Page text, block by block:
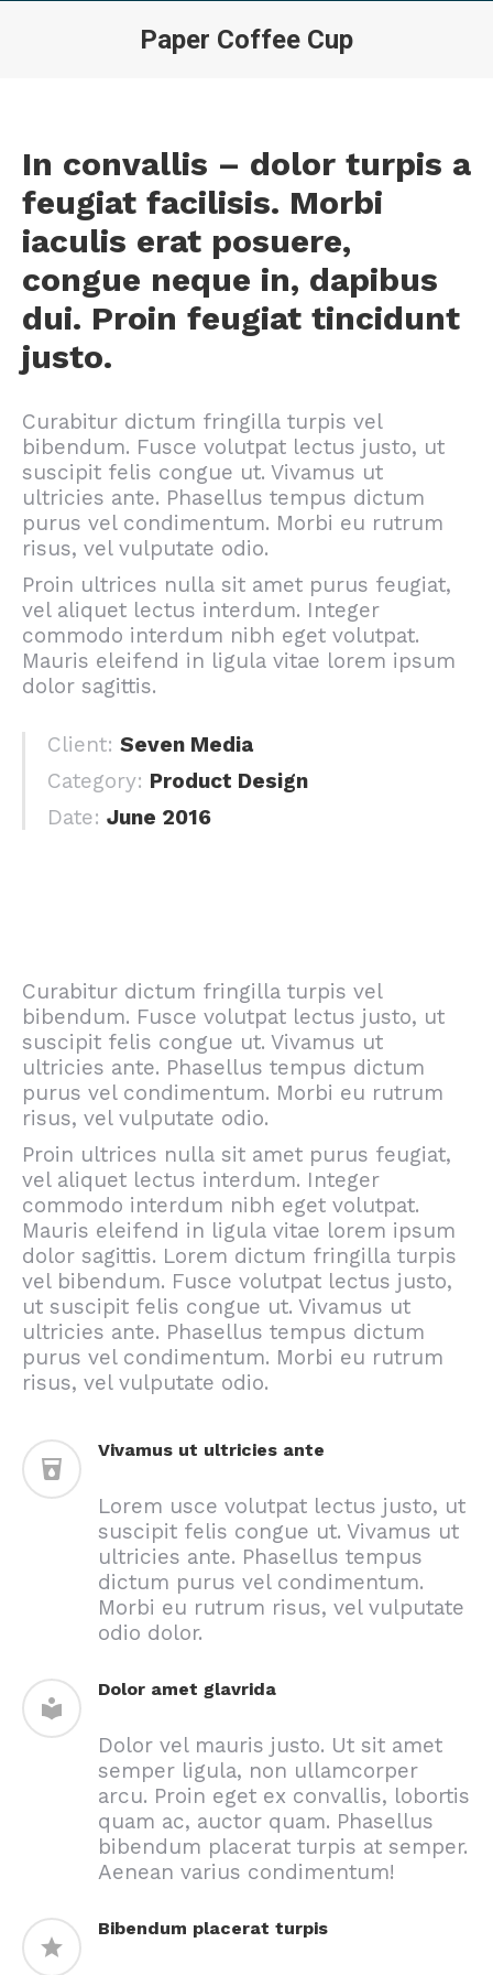
Paper Coffee Cup
In convallis – dolor turpis a
feugiat facilisis. Morbi
iaculis erat posuere,
congue neque in, dapibus
dui. Proin feugiat tincidunt
justo.
Curabitur dictum fringilla turpis vel
bibendum. Fusce volutpat lectus justo, ut
suscipit felis congue ut. Vivamus ut
ultricies ante. Phasellus tempus dictum
purus vel condimentum. Morbi eu rutrum
risus, vel vulputate odio.
Proin ultrices nulla sit amet purus feugiat,
vel aliquet lectus interdum. Integer
commodo interdum nibh eget volutpat.
Mauris eleifend in ligula vitae lorem ipsum
dolor sagittis.
Client: Seven Media
Category: Product Design
Date: June 2016
Curabitur dictum fringilla turpis vel
bibendum. Fusce volutpat lectus justo, ut
suscipit felis congue ut. Vivamus ut
ultricies ante. Phasellus tempus dictum
purus vel condimentum. Morbi eu rutrum
risus, vel vulputate odio.
Proin ultrices nulla sit amet purus feugiat,
vel aliquet lectus interdum. Integer
commodo interdum nibh eget volutpat.
Mauris eleifend in ligula vitae lorem ipsum
dolor sagittis. Lorem dictum fringilla turpis
vel bibendum. Fusce volutpat lectus justo,
ut suscipit felis congue ut. Vivamus ut
ultricies ante. Phasellus tempus dictum
purus vel condimentum. Morbi eu rutrum
risus, vel vulputate odio.
Vivamus ut ultricies ante
Lorem usce volutpat lectus justo, ut
suscipit felis congue ut. Vivamus ut
ultricies ante. Phasellus tempus
dictum purus vel condimentum.
Morbi eu rutrum risus, vel vulputate
odio dolor.
Dolor amet glavrida
Dolor vel mauris justo. Ut sit amet
semper ligula, non ullamcorper
arcu. Proin eget ex convallis, lobortis
quam ac, auctor quam. Phasellus
bibendum placerat turpis at semper.
Aenean varius condimentum!
Bibendum placerat turpis